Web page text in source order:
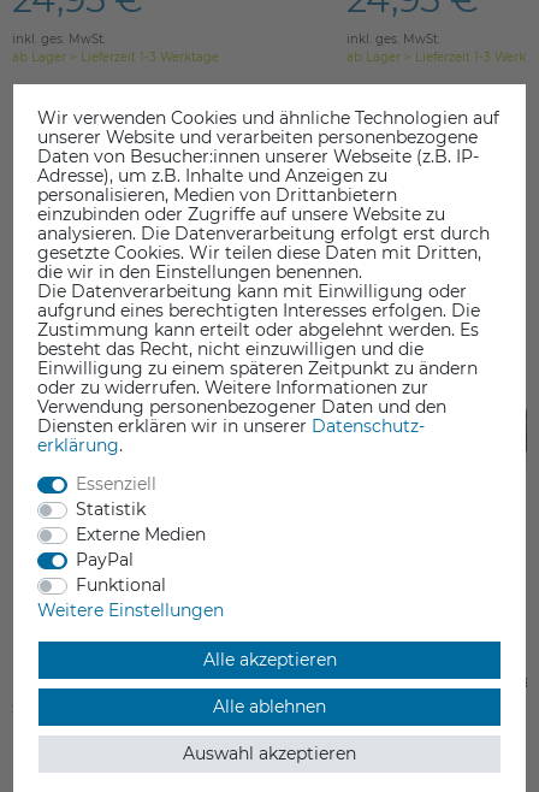
inkl. ges. MwSt.
ab Lager > Lieferzeit 1-3 Werktage
inkl. ges. MwSt.
ab Lager > Lieferzeit 1-3
DAS KÖNNTE SIE AUCH INTERESSIEREN
Raise3D V3H Nozzle (Pro3 Serie, Pro2
Serie und E2)
23,80 €
Raise3D E2
11,95 €
Wir verwenden Cookies und ähnliche Technologien auf
unserer Website und verarbeiten personenbezogene
Daten von Besucher:innen unserer Webseite (z.B. IP-
Adresse), um z.B. Inhalte und Anzeigen zu
personalisieren, Medien von Drittanbietern
einzubinden oder Zugriffe auf unsere Website zu
analysieren. Die Datenverarbeitung erfolgt erst durch
gesetzte Cookies. Wir teilen diese Daten mit Dritten,
die wir in den Einstellungen benennen.
Die Datenverarbeitung kann mit Einwilligung oder
aufgrund eines berechtigten Interesses erfolgen. Die
Zustimmung kann erteilt oder abgelehnt werden. Es
besteht das Recht, nicht einzuwilligen und die
Einwilligung zu einem späteren Zeitpunkt zu ändern
oder zu widerrufen. Weitere Informationen zur
Verwendung personenbezogener Daten und den
Diensten erklären wir in unserer Daten­schutz­
erklärung.
Essenziell
Statistik
Externe Medien
PayPal
Funktional
Weitere Einstellungen
Alle akzeptieren
Alle ablehnen
Auswahl akzeptieren